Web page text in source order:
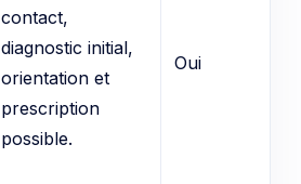
contact,
diagnostic initial,
orientation et
prescription
possible.
Oui